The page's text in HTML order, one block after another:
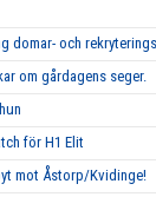
domar- och
om gårdagens seger.
för H1 Elit
mot Åstorp/Kvidinge!